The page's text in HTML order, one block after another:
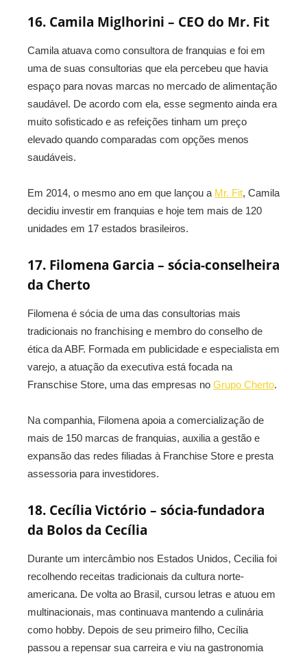
16. Camila Miglhorini – CEO do Mr. Fit
Camila atuava como consultora de franquias e foi em
uma de suas consultorias que ela percebeu que havia
espaço para novas marcas no mercado de alimentação
saudável. De acordo com ela, esse segmento ainda era
muito sofisticado e as refeições tinham um preço
elevado quando comparadas com opções menos
saudáveis.
Em 2014, o mesmo ano em que lançou a Mr. Fit, Camila
decidiu investir em franquias e hoje tem mais de 120
unidades em 17 estados brasileiros.
17. Filomena Garcia – sócia-conselheira
da Cherto
Filomena é sócia de uma das consultorias mais
tradicionais no franchising e membro do conselho de
ética da ABF. Formada em publicidade e especialista em
varejo, a atuação da executiva está focada na
Franschise Store, uma das empresas no Grupo Cherto.
Na companhia, Filomena apoia a comercialização de
mais de 150 marcas de franquias, auxilia a gestão e
expansão das redes filiadas à Franchise Store e presta
assessoria para investidores.
18. Cecília Victório – sócia-fundadora
da Bolosda Cecília
Durante um intercâmbio nos Estados Unidos, Cecilia foi
recolhendo receitas tradicionais da cultura norte-
americana. De volta ao Brasil, cursou letras e atuou em
multinacionais, mas continuava mantendo a culinária
como hobby. Depois de seu primeiro filho, Cecília
passou a repensar sua carreira e viu na gastronomia